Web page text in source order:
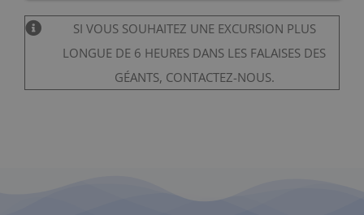
SI VOUS SOUHAITEZ UNE EXCURSION PLUS
LONGUE DE 6 HEURES DANS LES FALAISES DES
GÉANTS, CONTACTEZ-NOUS.